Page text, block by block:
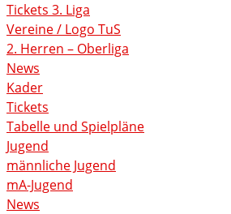
Tickets 3. Liga
Vereine / Logo TuS
2. Herren – Oberliga
News
Kader
Tickets
Tabelle und Spielpläne
Jugend
männliche Jugend
mA-Jugend
News